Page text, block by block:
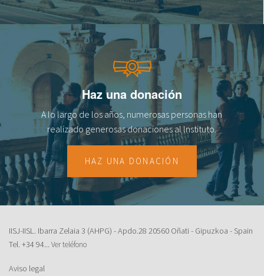
Haz una donación
A lo largo de los años, numerosas personas han
realizado generosas donaciones al lnstituto.
HAZ UNA DONACIÓN
IISJ-IISL. Ibarra Zelaia 3 (AHPG) - Apdo.28 20560 Oñati - Gipuzkoa - Spain
Tel. +34 94... Ver teléfono
Aviso legal